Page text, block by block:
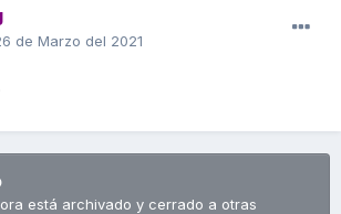
de Marzo del 2021
está archivado y cerrado a otras